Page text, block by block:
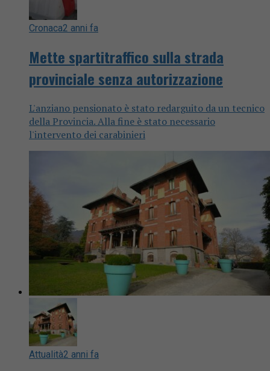
Cronaca2 anni fa
Mette spartitraffico sulla strada
provinciale senza autorizzazione
L'anziano pensionato è stato redarguito da un tecnico
della Provincia. Alla fine è stato necessario
l'intervento dei carabinieri
Attualità2 anni fa